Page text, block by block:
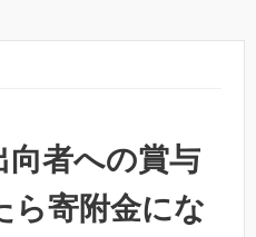
向者への賞与
ら寄附金にな